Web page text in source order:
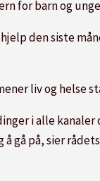
for barn og
den siste
liv og helse
i alle
gå på, sier